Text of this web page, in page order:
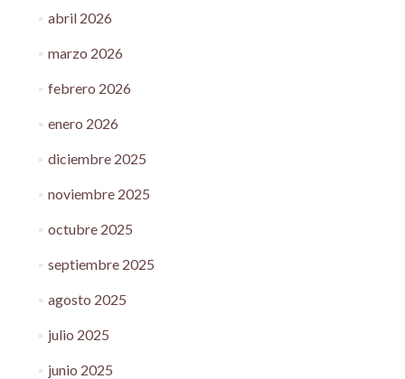
abril 2026
marzo 2026
febrero 2026
enero 2026
diciembre 2025
noviembre 2025
octubre 2025
septiembre 2025
agosto 2025
julio 2025
junio 2025